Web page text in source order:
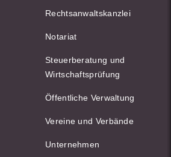
Rechtsanwaltskanzlei
Notariat
Steuerberatung und
Wirtschaftsprüfung
Öffentliche Verwaltung
Vereine und Verbände
Unternehmen